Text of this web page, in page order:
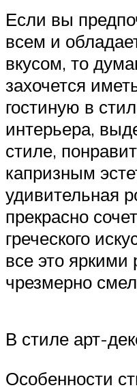
Если вы
всем и
вкусом, то
захочется
гостиную в
интерьера,
стиле,
капризным
удивительная
прекрасно
греческого
все это
чрезмерно
В стиле арт-
Особенности